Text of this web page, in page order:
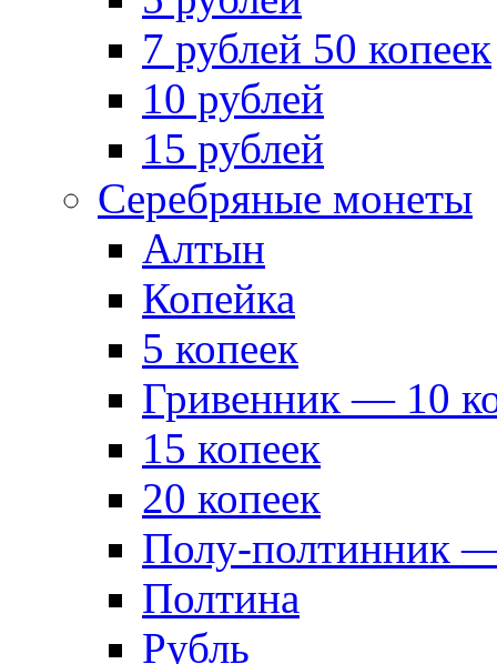
7 рублей 50 копеек
10 рублей
15 рублей
Серебряные монеты
Алтын
Копейка
5 копеек
Гривенник — 10
15 копеек
20 копеек
Полу-полтинник
Полтина
Рубль